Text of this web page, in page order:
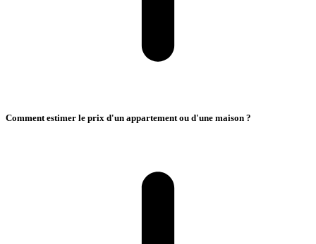
Comment estimer le prix d'un appartement ou d'une maison ?